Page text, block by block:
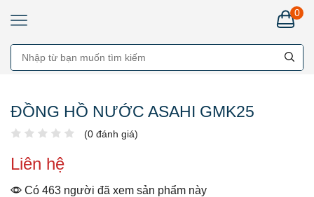
0
ĐỒNG HỒ NƯỚC ASAHI GMK25
(0 đánh giá)
Liên hệ
Có 463 người đã xem sản phẩm này